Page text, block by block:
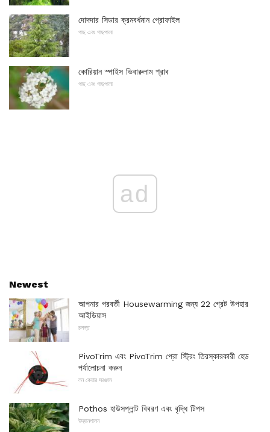
দোদদার সিডার ক্রমবর্ধমান প্রোফাইল
গাছ এবং গাছপালা
কোরিয়ান স্পাইস ভিবারুলাম শ্রাব
গাছ এবং গাছপালা
ad
Newest
আপনার পরবর্তী Housewarming জন্য 22 গ্রেট উপহার
আইডিয়াস
চলন্ত
PivoTrim এবং PivoTrim প্রো স্ট্রিং তিরস্কারকারী হেড
পর্যালোচনা করুন
লন কেয়ার সরঞ্জাম
Pothos হাউসপ্লান্ট বিবরণ এবং বৃদ্ধি টিপস
উদ্যানপালন